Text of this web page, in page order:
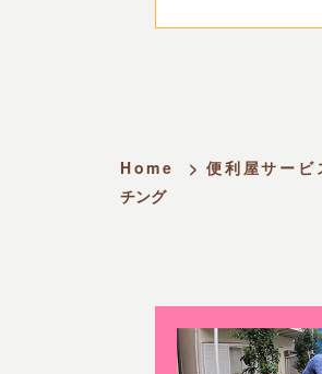
Home > 便利屋サービ
チング